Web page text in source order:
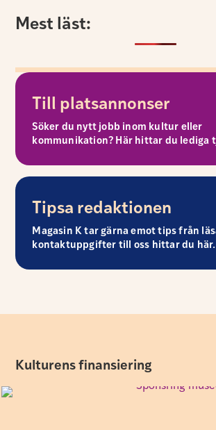
Mest läst:
Till platsannonser
Söker du nytt jobb inom kultur eller
kommunikation? Här hittar du lediga
Tipsa redaktionen
Magasin K tar gärna emot tips från
kontaktuppgifter till oss hittar du här.
Kulturens finansiering